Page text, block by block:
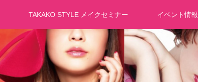
TAKAKO STYLE メイクセミナー イベント情報